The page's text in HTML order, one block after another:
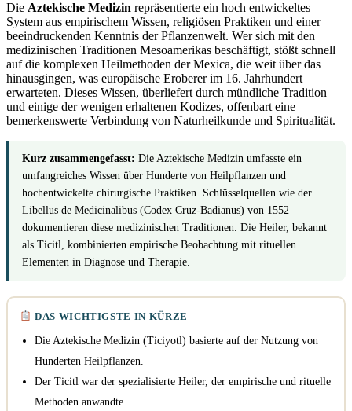
Die Aztekische Medizin repräsentierte ein hoch entwickeltes
System aus empirischem Wissen, religiösen Praktiken und einer
beeindruckenden Kenntnis der Pflanzenwelt. Wer sich mit den
medizinischen Traditionen Mesoamerikas beschäftigt, stößt schnell
auf die komplexen Heilmethoden der Mexica, die weit über das
hinausgingen, was europäische Eroberer im 16. Jahrhundert
erwarteten. Dieses Wissen, überliefert durch mündliche Tradition
und einige der wenigen erhaltenen Kodizes, offenbart eine
bemerkenswerte Verbindung von Naturheilkunde und Spiritualität.
Kurz zusammengefasst: Die Aztekische Medizin umfasste ein
umfangreiches Wissen über Hunderte von Heilpflanzen und
hochentwickelte chirurgische Praktiken. Schlüsselquellen wie der
Libellus de Medicinalibus (Codex Cruz-Badianus) von 1552
dokumentieren diese medizinischen Traditionen. Die Heiler, bekannt
als Ticitl, kombinierten empirische Beobachtung mit rituellen
Elementen in Diagnose und Therapie.
DAS WICHTIGSTE IN KÜRZE
Die Aztekische Medizin (Ticiyotl) basierte auf der Nutzung von
Hunderten Heilpflanzen.
Der Ticitl war der spezialisierte Heiler, der empirische und rituelle
Methoden anwandte.